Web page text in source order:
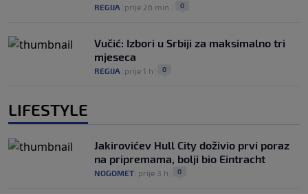
REGIJA prije 26 min. 0
Vučić: Izbori u Srbiji za maksimalno tri
mjeseca
REGIJA prije 1 h 0
LIFESTYLE
Jakirovićev Hull City doživio prvi poraz
na pripremama, bolji bio Eintracht
NOGOMET prije 3 h 0